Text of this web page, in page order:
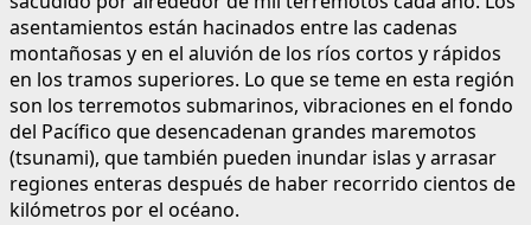
asentamientos están hacinados entre las cadenas
montañosas y en el aluvión de los ríos cortos y rápidos
en los tramos superiores. Lo que se teme en esta región
son los terremotos submarinos, vibraciones en el fondo
del Pacífico que desencadenan grandes maremotos
(tsunami), que también pueden inundar islas y arrasar
regiones enteras después de haber recorrido cientos de
kilómetros por el océano.